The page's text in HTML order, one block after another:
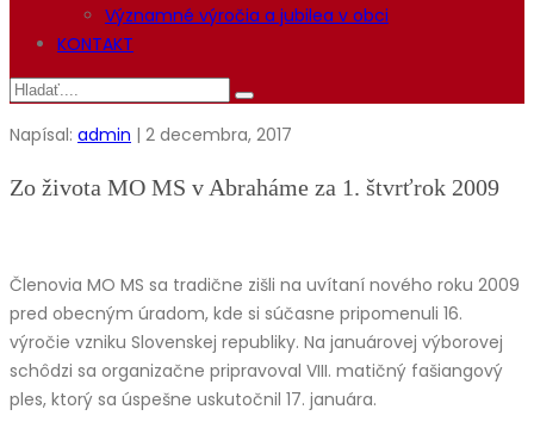
Významné výročia a jubilea v obci
KONTAKT
Napísal: admin | 2 decembra, 2017
Zo života MO MS v Abraháme za 1. štvrťrok 2009
Členovia MO MS sa tradične zišli na uvítaní nového roku 2009
pred obecným úradom, kde si súčasne pripomenuli 16.
výročie vzniku Slovenskej republiky. Na januárovej výborovej
schôdzi sa organizačne pripravoval VIII. matičný fašiangový
ples, ktorý sa úspešne uskutočnil 17. januára.